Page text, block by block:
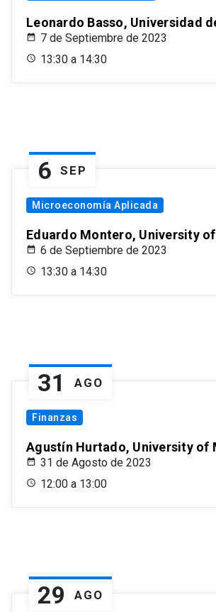
Leonardo Basso, Universidad
7 de Septiembre de 2023
13:30 a 14:30
6 SEP
Microeconomía Aplicada
Eduardo Montero, University
6 de Septiembre de 2023
13:30 a 14:30
31 AGO
Finanzas
Agustín Hurtado, University of
31 de Agosto de 2023
12:00 a 13:00
29 AGO